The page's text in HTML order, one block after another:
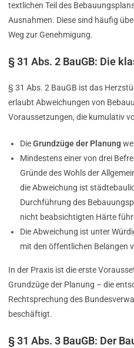
textlichen Teil des
Ausnahmen. Diese sind häufig
Weg zur Genehmigung.
§ 31 Abs. 2 BauGB: Die
§ 31 Abs. 2 BauGB ist das
erlaubt Abweichungen von
Voraussetzungen, die kumulativ
DieGrundzüge der Planung
Mindestens einer von drei
Gründe des Wohls der
die Abweichung ist
Durchführung des
nicht beabsichtigten Härte
Die Abweichung ist unter
mit den öffentlichen Belangen
In der Praxis ist die erste
Grundzüge der Planung – die
Rechtsprechung des
beschäftigt.
§ 31 Abs. 3 BauGB: Der